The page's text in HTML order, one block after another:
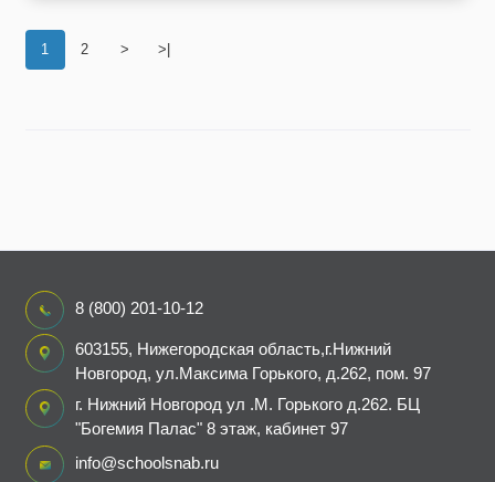
1 2 > >|
8 (800) 201-10-12
603155, Нижегородская область,г.Нижний
Новгород, ул.Максима Горького, д.262, пом. 97
г. Нижний Новгород ул .М. Горького д.262. БЦ
"Богемия Палас" 8 этаж, кабинет 97
info@schoolsnab.ru